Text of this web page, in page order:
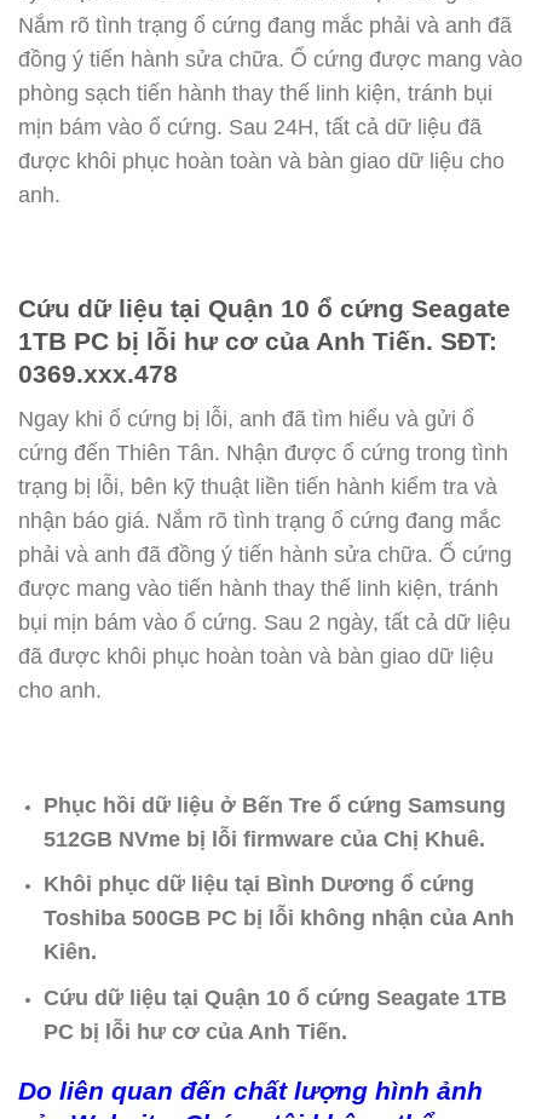
Nắm rõ tình trạng ổ cứng đang mắc phải và anh đã
đồng ý tiến hành sửa chữa. Ổ cứng được mang vào
phòng sạch tiến hành thay thế linh kiện, tránh bụi
mịn bám vào ổ cứng. Sau 24H, tất cả dữ liệu đã
được khôi phục hoàn toàn và bàn giao dữ liệu cho
anh.
Cứu dữ liệu tại Quận 10 ổ cứng Seagate
1TB PC bị lỗi hư cơ của Anh Tiến. SĐT:
0369.xxx.478
Ngay khi ổ cứng bị lỗi, anh đã tìm hiểu và gửi ổ
cứng đến Thiên Tân. Nhận được ổ cứng trong tình
trạng bị lỗi, bên kỹ thuật liền tiến hành kiểm tra và
nhận báo giá. Nắm rõ tình trạng ổ cứng đang mắc
phải và anh đã đồng ý tiến hành sửa chữa. Ổ cứng
được mang vào tiến hành thay thế linh kiện, tránh
bụi mịn bám vào ổ cứng. Sau 2 ngày, tất cả dữ liệu
đã được khôi phục hoàn toàn và bàn giao dữ liệu
cho anh.
Phục hồi dữ liệu ở Bến Tre ổ cứng Samsung
512GB NVme bị lỗi firmware của Chị Khuê.
Khôi phục dữ liệu tại Bình Dương ổ cứng
Toshiba 500GB PC bị lỗi không nhận của Anh
Kiên.
Cứu dữ liệu tại Quận 10 ổ cứng Seagate 1TB
PC bị lỗi hư cơ của Anh Tiến.
Do liên quan đến chất lượng hình ảnh